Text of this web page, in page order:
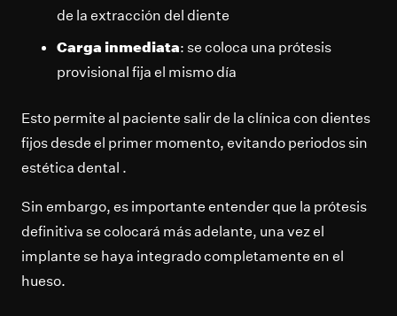
de la extracción del diente
Carga inmediata: se coloca una prótesis
provisional fija el mismo día
Esto permite al paciente salir de la clínica con dientes
fijos desde el primer momento, evitando periodos sin
estética dental .
Sin embargo, es importante entender que la prótesis
definitiva se colocará más adelante, una vez el
implante se haya integrado completamente en el
hueso.